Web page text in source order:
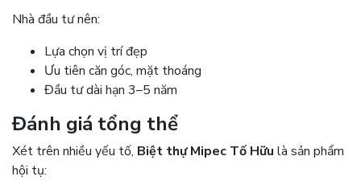
Nhà đầu tư nên:
Lựa chọn vị trí đẹp
Ưu tiên căn góc, mặt thoáng
Đầu tư dài hạn 3–5 năm
Đánh giá tổng thể
Xét trên nhiều yếu tố, Biệt thự Mipec Tố Hữu là sản phẩm
hội tụ: